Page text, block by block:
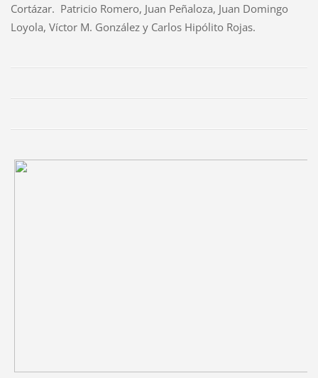
Cortázar. Patricio Romero, Juan Peñaloza, Juan Domingo
Loyola, Víctor M. González y Carlos Hipólito Rojas.